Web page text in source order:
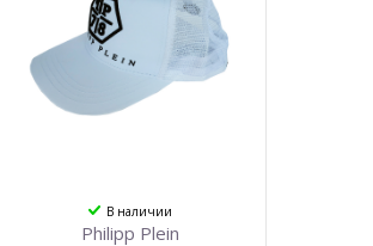
В наличии
Philipp Plein